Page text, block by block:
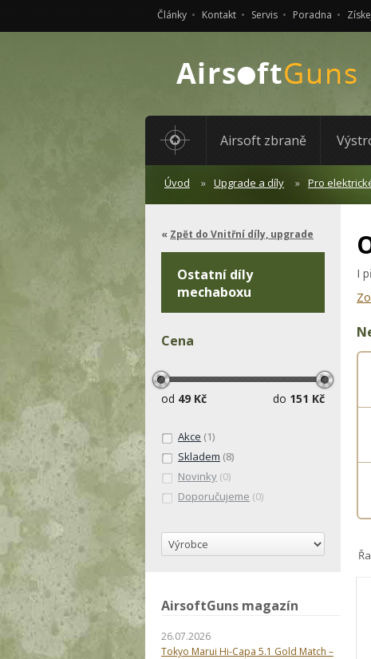
Články Kontakt Servis Poradna
Airsoft zbraně
Úvod Upgrade a díly Pro
I
Zpět do Vnitřní díly, upgrade
Ostatní díly
mechaboxu
Cena
od 49 Kč do 151 Kč
Akce (1)
Skladem (8)
Novinky (0)
Doporučujeme (0)
AirsoftGuns magazín
26.07.2026
Tokyo Marui Hi-Capa 5.1 Gold Match –